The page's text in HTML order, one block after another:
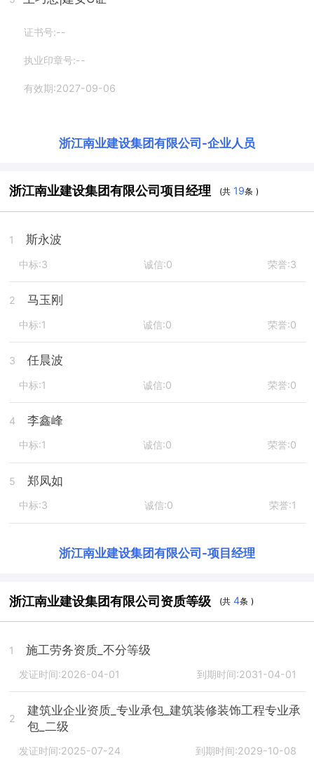
证书号:--
执业印章号:--
有效期:2027-09-06
浙江南业建设集团有限公司 -企业人员
浙江南业建设集团有限公司项目经理 (共 19条 )
1 斯永波
中标:3 诚信:0 荣誉:3
2 马玉刚
中标:1 诚信:0 荣誉:0
3 任晨波
中标:1 诚信:0 荣誉:0
4 李鑫峰
中标:1 诚信:0 荣誉:0
5 郑凤如
中标:3 诚信:0 荣誉:1
浙江南业建设集团有限公司 -项目经理
浙江南业建设集团有限公司资质等级 (共4条 )
1 施工劳务资质_不分等级
发证时间:2026-04-01 到期时间:2031-04-01
2
建筑业企业资质_专业承包_建筑装修装饰工程专业承
包_二级
发证时间:2025-07-24 到期时间:2029-10-08